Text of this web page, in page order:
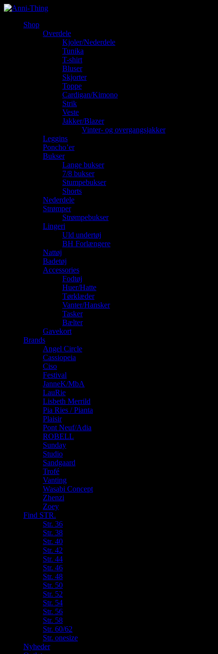
Shop
Overdele
Kjoler/Nederdele
Tunika
T-shirt
Bluser
Skjorter
Toppe
Cardigan/Kimono
Strik
Veste
Jakker/Blazer
Vinter- og overgangsjakker
Leggins
Poncho’er
Bukser
Lange bukser
7/8 bukser
Stumpebukser
Shorts
Nederdele
Strømper
Strømpebukser
Lingeri
Uld undertøj
BH Forlængere
Nattøj
Badetøj
Accessories
Fodtøj
Huer/Hatte
Tørklæder
Vanter/Hansker
Tasker
Bælter
Gavekort
Brands
Angel Circle
Cassiopeia
Ciso
Festival
JanneK/MbA
LauRie
Lisbeth Merrild
Pia Ries / Pianta
Plaisir
Pont Neuf/Adia
ROBELL
Sunday
Studio
Sandgaard
Trofé
Vanting
Wasabi Concept
Zhenzi
Zoey
Find STR.
Str. 36
Str. 38
Str. 40
Str. 42
Str. 44
Str. 46
Str. 48
Str. 50
Str. 52
Str. 54
Str. 56
Str. 58
Str. 60/62
Str. onesize
Nyheder